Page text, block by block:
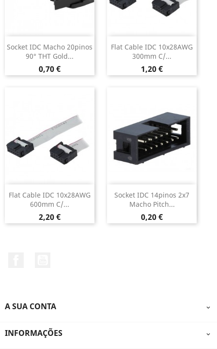
Socket IDC Macho 20pinos
90° THT Gold...
Preço
0,70 €
Flat Cable IDC 10x28AWG
300mm C/...
Preço
1,20 €
Flat Cable IDC 10x28AWG
600mm C/...
Preço
2,20 €
Socket IDC 14pinos 2x7
Macho Pitch...
Preço
0,20 €
A SUA CONTA 
INFORMAÇÕES 